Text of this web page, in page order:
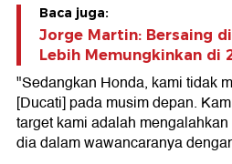
Baca juga:
Jorge Martin: Bersaing
Lebih Memungkinkan di
"Sedangkan Honda, kami tidak
[Ducati] pada musim depan.
target kami adalah
dia dalam wawancaranya